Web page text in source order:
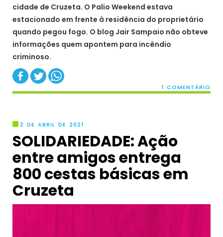
cidade de Cruzeta. O Palio Weekend estava
estacionado em frente à residência do proprietário
quando pegou fogo. O blog Jair Sampaio não obteve
informações quem apontem para incêndio
criminoso.
1 COMENTÁRIO
2 DE ABRIL DE 2021
SOLIDARIEDADE: Ação
entre amigos entrega
800 cestas básicas em
Cruzeta